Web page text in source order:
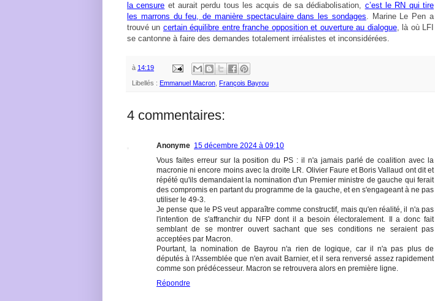
la censure et aurait perdu tous les acquis de sa dédiabolisation, c’est le RN qui tire
les marrons du feu, de manière spectaculaire dans les sondages. Marine Le Pen a
trouvé un certain équilibre entre franche opposition et ouverture au dialogue, là où LFI
se cantonne à faire des demandes totalement irréalistes et inconsidérées.
à 14:19
Libellés : Emmanuel Macron François Bayrou
4 commentaires:
Anonyme 15 décembre 2024 à 09:10
Vous faites erreur sur la position du PS : il n'a jamais parlé de coalition avec la
macronie ni encore moins avec la droite LR. Olivier Faure et Boris Vallaud ont dit et
répété qu'ils demandaient la nomination d'un Premier ministre de gauche qui ferait
des compromis en partant du programme de la gauche, et en s'engageant à ne pas
utiliser le 49-3.
Je pense que le PS veut apparaître comme constructif, mais qu'en réalité, il n'a pas
l'intention de s'affranchir du NFP dont il a besoin électoralement. Il a donc fait
semblant de se montrer ouvert sachant que ses conditions ne seraient pas
acceptées par Macron.
Pourtant, la nomination de Bayrou n'a rien de logique, car il n'a pas plus de
députés à l'Assemblée que n'en avait Barnier, et il sera renversé assez rapidement
comme son prédécesseur. Macron se retrouvera alors en première ligne.
Répondre